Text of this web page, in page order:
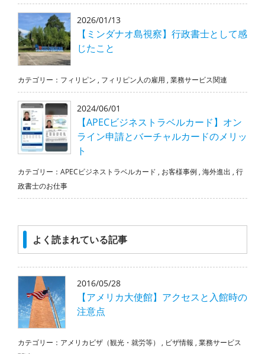
2026/01/13
【ミンダナオ島視察】行政書士として感
じたこと
カテゴリー： フィリピン , フィリピン人の雇用 , 業務サービス関連
2024/06/01
【APECビジネストラベルカード】オン
ライン申請とバーチャルカードのメリッ
ト
カテゴリー： APECビジネストラベルカード , お客様事例 , 海外進出 , 行
政書士のお仕事
よく読まれている記事
2016/05/28
【アメリカ大使館】アクセスと入館時の
注意点
カテゴリー： アメリカビザ（観光・就労等） , ビザ情報, 業務サービス